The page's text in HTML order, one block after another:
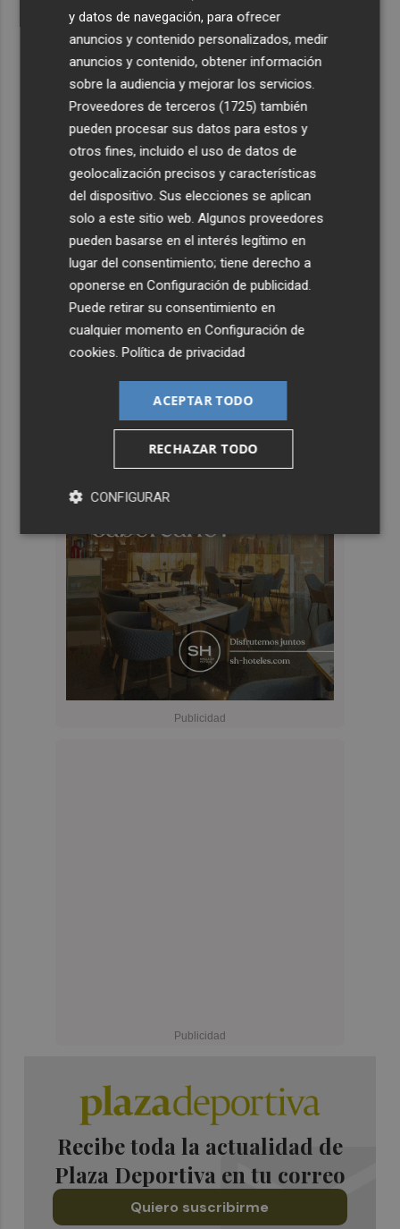
Recibe toda la actualidad de
Plaza Deportiva en tu correo
Quiero suscribirme
y datos de navegación, para ofrecer
anuncios y contenido personalizados, medir
anuncios y contenido, obtener información
sobre la audiencia y mejorar los servicios.
Proveedores de terceros (1725) también
pueden procesar sus datos para estos y
otros fines, incluido el uso de datos de
geolocalización precisos y características
del dispositivo. Sus elecciones se aplican
solo a este sitio web. Algunos proveedores
pueden basarse en el interés legítimo en
lugar del consentimiento; tiene derecho a
oponerse enConfiguración de publicidad
Puede retirar su consentimiento en
cualquier momento enConfiguración de
cookies .Política de privacidad
ACEPTAR TODO
RECHAZAR TODO
CONFIGURAR